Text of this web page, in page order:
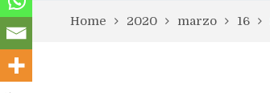
Home 2020 marzo 16